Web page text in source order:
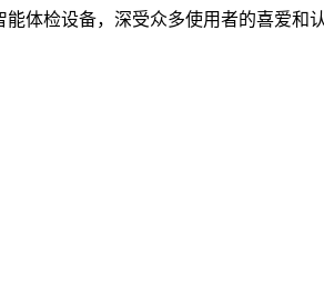
体检设备，深受众多使用者的喜爱